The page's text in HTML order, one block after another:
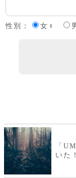
性別：
女♀
「
いた！